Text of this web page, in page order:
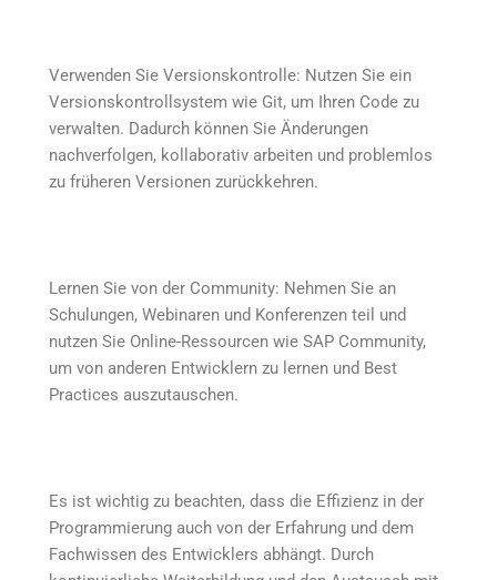
Verwenden Sie Versionskontrolle: Nutzen Sie ein
Versionskontrollsystem wie Git, um Ihren Code zu
verwalten. Dadurch können Sie Änderungen
nachverfolgen, kollaborativ arbeiten und problemlos
zu früheren Versionen zurückkehren.
Lernen Sie von der Community: Nehmen Sie an
Schulungen, Webinaren und Konferenzen teil und
nutzen Sie Online-Ressourcen wie SAP Community,
um von anderen Entwicklern zu lernen und Best
Practices auszutauschen.
Es ist wichtig zu beachten, dass die Effizienz in der
Programmierung auch von der Erfahrung und dem
Fachwissen des Entwicklers abhängt. Durch